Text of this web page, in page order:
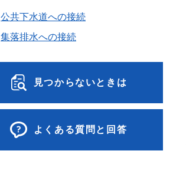
公共下水道への接続
集落排水への接続
見つからないときは
よくある質問と回答